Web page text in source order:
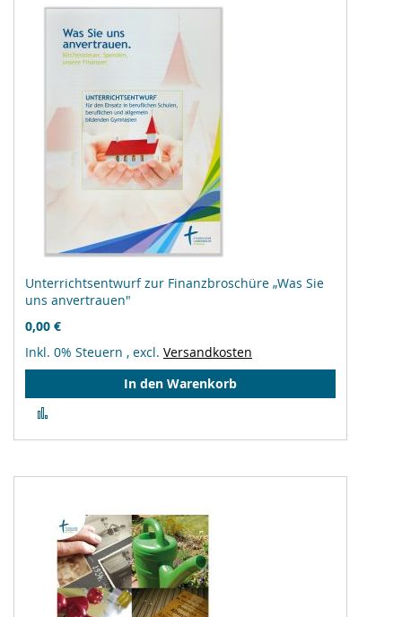
Unterrichtsentwurf zur Finanzbroschüre „Was Sie
uns anvertrauen"
0,00 €
Inkl. 0% Steuern , excl. Versandkosten
In den Warenkorb
hinzufügen